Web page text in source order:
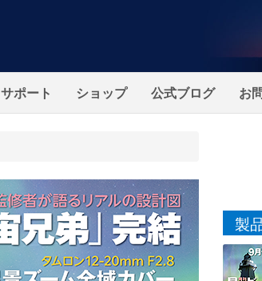
サポート ショップ 公式ブログ お
製